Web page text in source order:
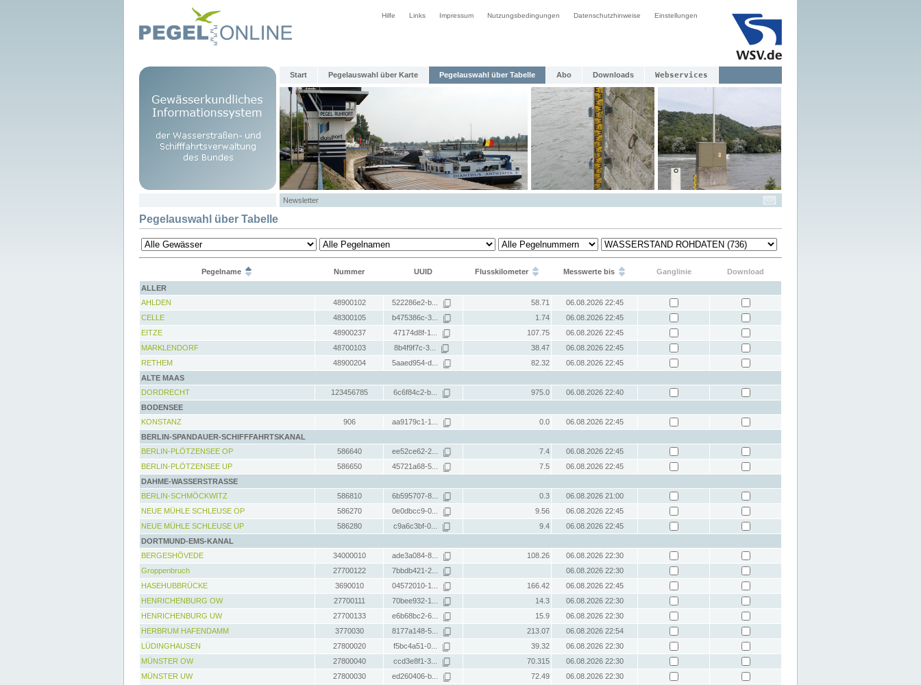
Hilfe Links Impressum Nutzungsbedingungen Datenschutzhinweise Einstellungen
Start Pegelauswahl über Karte Pegelauswahl über Tabelle Abo Downloads Webservices
Newsletter
Pegelauswahl über Tabelle
Pegelname Nummer UUID Flusskilometer Messwerte bis Ganglinie
Download
ALLER
AHLDEN
48900102 522286e2-b... 58.71
06.08.2026 22:45
CELLE
48300105 b475386c-3... 1.74
06.08.2026 22:45
EITZE
48900237 47174d8f-1... 107.75
06.08.2026 22:45
MARKLENDORF
48700103 8b4f9f7c-3... 38.47
06.08.2026 22:45
RETHEM
48900204 5aaed954-d... 82.32
06.08.2026 22:45
ALTE MAAS
DORDRECHT
123456785 6c6f84c2-b... 975.0
06.08.2026 22:40
BODENSEE
KONSTANZ
906 aa9179c1-1... 0.0
06.08.2026 22:45
BERLIN-SPANDAUER-SCHIFFFAHRTSKANAL
BERLIN-PLÖTZENSEE OP
586640 ee52ce62-2... 7.4
06.08.2026 22:45
BERLIN-PLÖTZENSEE UP
586650 45721a68-5... 7.5
06.08.2026 22:45
DAHME-WASSERSTRASSE
BERLIN-SCHMÖCKWITZ
586810 6b595707-8... 0.3
06.08.2026 21:00
NEUE MÜHLE SCHLEUSE OP
586270 0e0dbcc9-0... 9.56
06.08.2026 22:45
NEUE MÜHLE SCHLEUSE UP
586280 c9a6c3bf-0... 9.4
06.08.2026 22:45
DORTMUND-EMS-KANAL
BERGESHÖVEDE
34000010 ade3a084-8... 108.26
06.08.2026 22:30
Groppenbruch
27700122 7bbdb421-2...
06.08.2026 22:30
HASEHUBBRÜCKE
3690010 04572010-1... 166.42
06.08.2026 22:45
HENRICHENBURG OW
27700111 70bee932-1... 14.3
06.08.2026 22:30
HENRICHENBURG UW
27700133 e6b68bc2-6... 15.9
06.08.2026 22:30
HERBRUM HAFENDAMM
3770030 8177a148-5... 213.07
06.08.2026 22:54
LÜDINGHAUSEN
27800020 f5bc4a51-0... 39.32
06.08.2026 22:30
MÜNSTER OW
27800040 ccd3e8f1-3... 70.315
06.08.2026 22:30
MÜNSTER UW
27800030 ed260406-b... 72.49
06.08.2026 22:30